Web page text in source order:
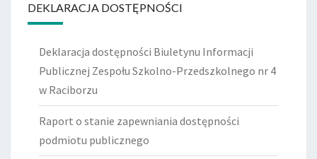
DEKLARACJA DOSTĘPNOŚCI
Deklaracja dostępności Biuletynu Informacji
Publicznej Zespołu Szkolno-Przedszkolnego nr 4
w Raciborzu
Raport o stanie zapewniania dostępności
podmiotu publicznego